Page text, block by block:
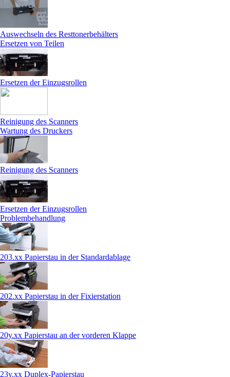
Auswechseln des Resttonerbehälters
Ersetzen von Teilen
Ersetzen der Einzugsrollen
Reinigung des Scanners
Wartung des Druckers
Reinigung des Scanners
Ersetzen der Einzugsrollen
Problembehandlung
203.xx Papierstau in der Standardablage
202.xx Papierstau in der Fixierstation
20y.xx Papierstau an der vorderen Klappe
23y.xx Duplex-Papierstau